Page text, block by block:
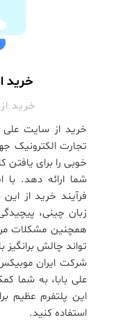
خرید
خرید
خرید از سایت علی
تجارت الکترونیک
خوبی را برای یافتن
شما ارائه دهد. با
فرآیند خرید از
زبان چینی،
همچنین مشکلات
تواند چالش برانگیز
شرکت ایران
علی بابا، به شما
این پلتفرم عظیم
استفاده کنید.